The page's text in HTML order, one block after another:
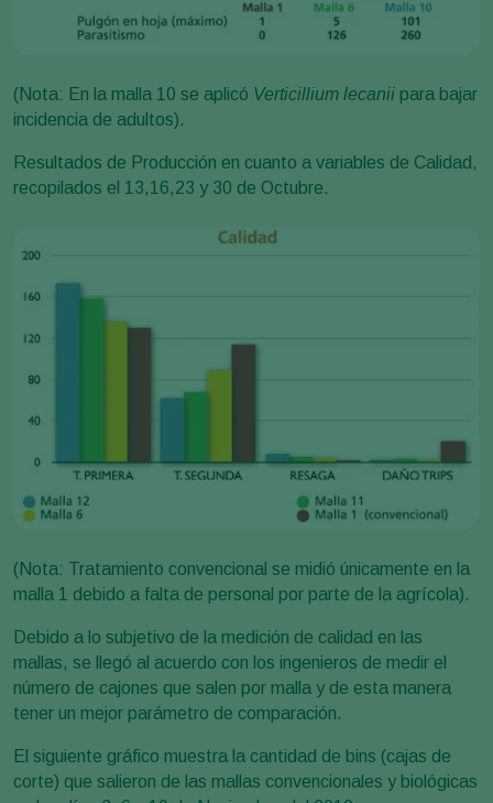
(Nota: En la malla 10 se aplicó Verticillium lecanii para bajar
incidencia de adultos).
Resultados de Producción en cuanto a variables de Calidad,
recopilados el 13,16,23 y 30 de Octubre.
(Nota: Tratamiento convencional se midió únicamente en la
malla 1 debido a falta de personal por parte de la agrícola).
Debido a lo subjetivo de la medición de calidad en las
mallas, se llegó al acuerdo con los ingenieros de medir el
número de cajones que salen por malla y de esta manera
tener un mejor parámetro de comparación.
El siguiente gráfico muestra la cantidad de bins (cajas de
corte) que salieron de las mallas convencionales y biológicas